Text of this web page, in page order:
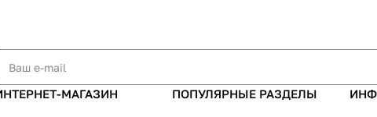
МАГАЗИН ПОПУЛЯРНЫЕ РАЗДЕЛЫ